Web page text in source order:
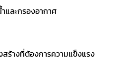
และกรองอากาศ
สร้างที่ต้องการความแข็งแรง